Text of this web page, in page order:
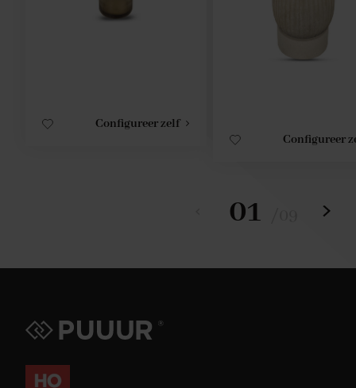
Configureer zelf
Configureer
01